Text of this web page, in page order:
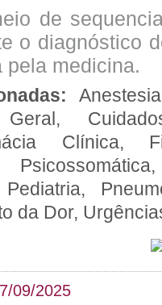
de
o diagnóstico
pela medicina.
Clínica,
da Dor,
09/2025